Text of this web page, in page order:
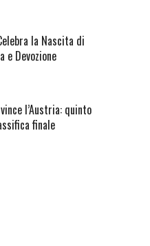
la Nascita di
e Devozione
l’Austria: quinto
finale